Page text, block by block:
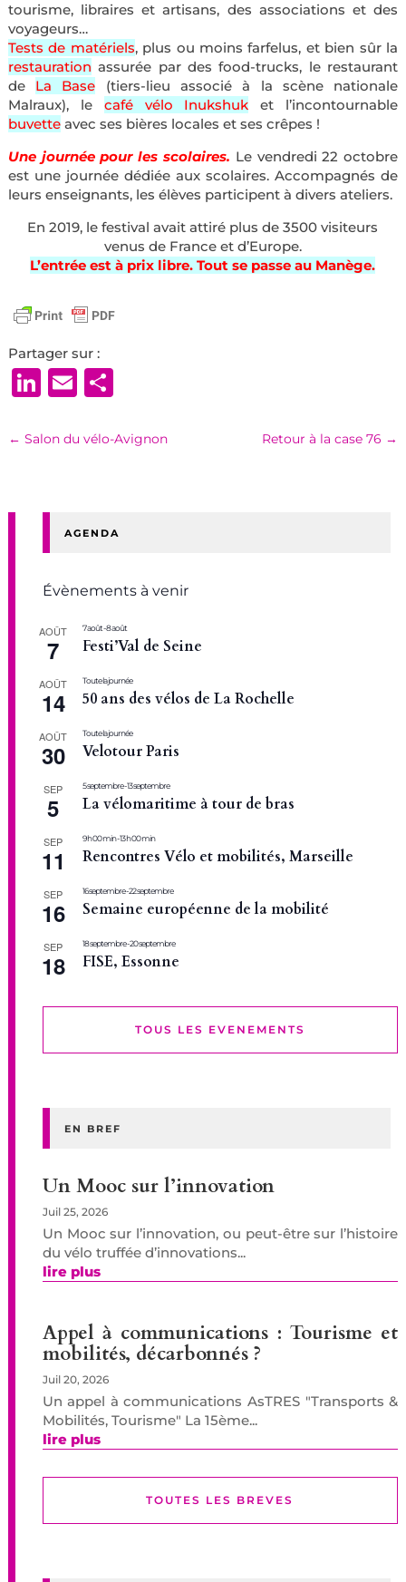
tourisme, libraires et artisans, des associations et des
voyageurs…
Tests de matériels, plus ou moins farfelus, et bien sûr la
restauration assurée par des food-trucks, le restaurant
de La Base (tiers-lieu associé à la scène nationale
Malraux), le café vélo Inukshuk et l’incontournable
buvetteavec ses bières locales et ses crêpes !
Une journée pour les scolaires. Le vendredi 22 octobre
est une journée dédiée aux scolaires. Accompagnés de
leurs enseignants, les élèves participent à divers ateliers.
En 2019, le festival avait attiré plus de 3500 visiteurs
venus de France et d’Europe.
L’entrée est à prix libre. Tout se passe au Manège.
Partager sur :
LinkedIn
EmailPartager
← Salon du vélo-Avignon Retour à la case 76 →
AGENDA
Évènements à venir
AOÛT
7
7 août-8 août
Festi’Val de Seine
AOÛT
14
Toute la journée
50 ans des vélos de La Rochelle
AOÛT
30
Toute la journée
Velotour Paris
SEP
5
5 septembre-13 septembre
La vélomaritime à tour de bras
SEP
11
9 h 00 min-13 h 00 min
Rencontres Vélo et mobilités, Marseille
SEP
16
16 septembre-22 septembre
Semaine européenne de la mobilité
SEP
18
18 septembre-20 septembre
FISE, Essonne
TOUS LES EVENEMENTS
EN BREF
Un Mooc sur l’innovation
Juil 25, 2026
Un Mooc sur l’innovation, ou peut-être sur l’histoire
du vélo truffée d’innovations...
lire plus
Appel à communications : Tourisme et
mobilités, décarbonnés ?
Juil 20, 2026
Un appel à communications AsTRES "Transports &
Mobilités, Tourisme" La 15ème...
lire plus
TOUTES LES BREVES